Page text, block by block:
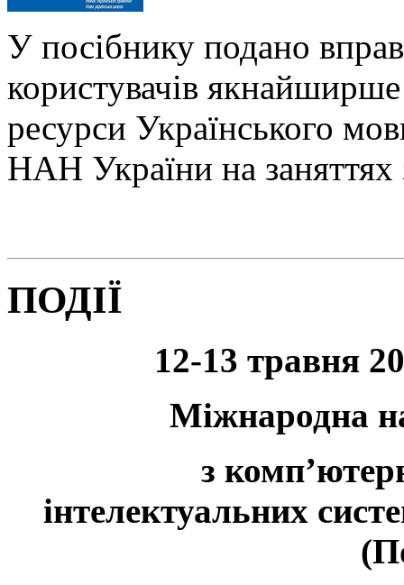
У посібнику подано
користувачів
ресурси Українського
НАН України на заняттях
ПОДІЇ
12-13 травня
Міжнародна
з
інтелектуальних